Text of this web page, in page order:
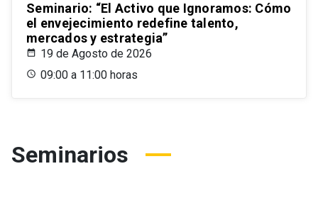
Seminario: “El Activo que Ignoramos: Cómo
el envejecimiento redefine talento,
mercados y estrategia”
19 de Agosto de 2026
09:00 a 11:00 horas
Seminarios